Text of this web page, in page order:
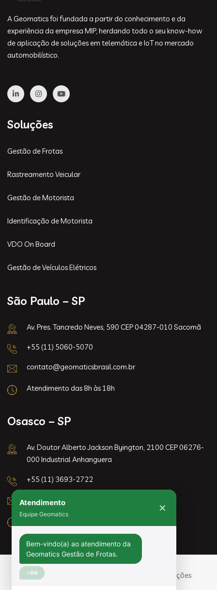
A Geomatics foi fundada a partir do conhecimento e da
experiência da empresa MIP, herdando todo o seu know-how
de aplicação de soluções em telemática e IoT no mercado
automobilístico.
Soluções
Gestão de Frotas
Rastreamento Veicular
Gestão de Motorista
Identificação de Motorista
VDO On Board
Gestão de Veículos Elétricos
São Paulo – SP
Av. Pres. Tancredo Neves, 590 CEP 04287-010 Sacomã
+55 (11) 5060-5070
contato@geomaticsbrasil.com.br
Atendimento das 8h às 18h
Osasco – SP
Av. Doutor Alberto Jackson Byington, 2100 CEP 06276-
000 Industrial Anhanguera
+55 (11) 3693-2722
contato@geomaticsbrasil.com.br
Atendimento das 8h às 18h
Início
Soluções
Equipe Geomatics
Geomatics Gestão de Frotas.